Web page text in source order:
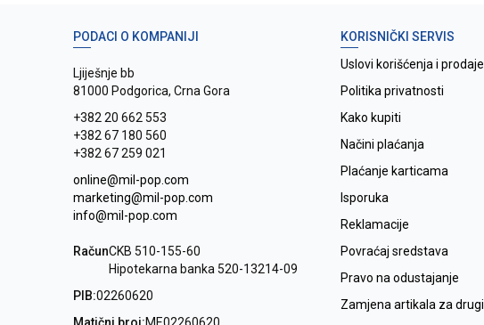
PODACI O KOMPANIJI
Ljiješnje bb
81000 Podgorica, Crna Gora
+382 20 662 553
+382 67 180 560
+382 67 259 021
online@mil-pop.com
marketing@mil-pop.com
info@mil-pop.com
RačunCKB 510-155-60
Hipotekarna banka 520-13214-09
PIB:02260620
KORISNIČKI SERVIS
Uslovi korišćenja i prodaje
Politika privatnosti
Kako kupiti
Načini plaćanja
Plaćanje karticama
Isporuka
Reklamacije
Povraćaj sredstava
Pravo na odustajanje
Zamjena artikala za drugi